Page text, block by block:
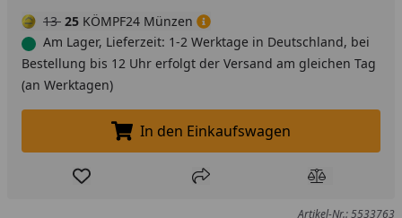
13 25 KÖMPF24 Münzen
Am Lager, Lieferzeit: 1-2 Werktage in Deutschland, bei
Bestellung bis 12 Uhr erfolgt der Versand am gleichen Tag
(an Werktagen)
In den Einkaufswagen legen
In den Einkaufswagen
Produkt zur Wunschliste hinzufügen
Teilen Produkt
Artikel-Nr.: 5533763